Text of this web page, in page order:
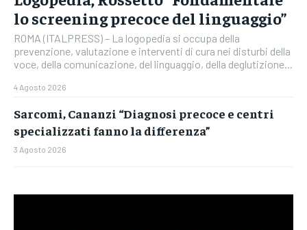
lo screening precoce del linguaggio”
ROMA (ITALPRESS) – La logopedia si occupa della
prevenzione, valutazione e interventi di cura nei disturbi della
voce, della comunicazione, del linguaggio, della deglutizione...
4 Agosto 2026
Sarcomi, Cananzi “Diagnosi precoce e centri
specializzati fanno la differenza”
3 Agosto 2026